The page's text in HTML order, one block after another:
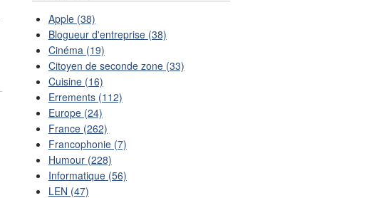
Apple (38)
Blogueur d'entreprise (38)
Cinéma (19)
Citoyen de seconde zone (33)
Cuisine (16)
Errements (112)
Europe (24)
France (262)
Francophonie (7)
Humour (228)
Informatique (56)
LEN (47)